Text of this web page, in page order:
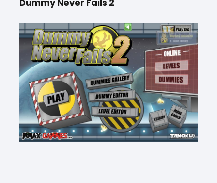
Dummy Never Fails 2